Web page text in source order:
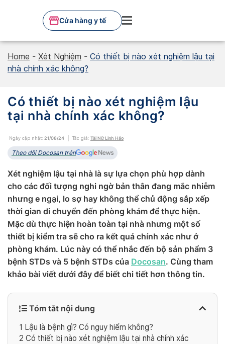
Cửa hàng y tế
Home - Xét Nghiệm - Có thiết bị nào xét nghiệm lậu tại
nhà chính xác không?
Có thiết bị nào xét nghiệm lậu
tại nhà chính xác không?
Ngày cập nhật: 21/08/24 Tác giả: Tài Nữ Linh Hảo
Theo dõi Docosan trên
Xét nghiệm lậu tại nhà là sự lựa chọn phù hợp dành
cho các đối tượng nghi ngờ bản thân đang mắc nhiễm
nhưng e ngại, lo sợ hay không thể chủ động sắp xếp
thời gian di chuyển đến phòng khám để thực hiện.
Mặc dù thực hiện hoàn toàn tại nhà nhưng một số
thiết bị kiểm tra sẽ cho ra kết quả chính xác như ở
phòng khám. Lúc này có thể nhắc đến bộ sản phẩm 3
bệnh STDs và 5 bệnh STDs của Docosan. Cùng tham
khảo bài viết dưới đây để biết chi tiết hơn thông tin.
Tóm tắt nội dung
1 Lậu là bệnh gì? Có nguy hiểm không?
2 Có thiết bị nào xét nghiệm lậu tại nhà chính xác